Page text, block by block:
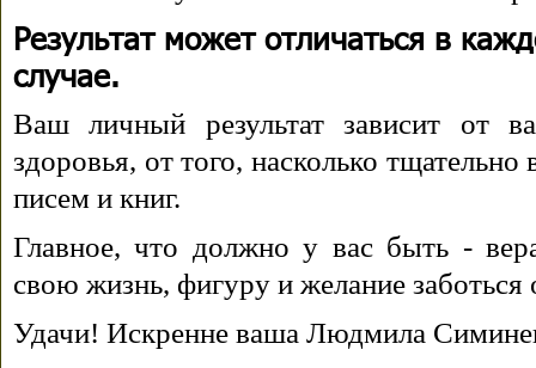
Результат может отличаться в
случае.
Ваш личный результат зависит от
здоровья, от того, насколько
писем и книг.
Главное, что должно у вас быть -
свою жизнь, фигуру и желание заботься
Удачи! Искренне ваша Людмила